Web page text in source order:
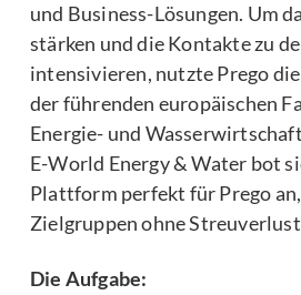
und Business-Lösungen. Um
stärken und die Kontakte zu
intensivieren, nutzte Prego
der führenden europäischen
Energie- und
E-World Energy & Water bot
Plattform perfekt für Prego
Zielgruppen ohne
Die Aufgabe: